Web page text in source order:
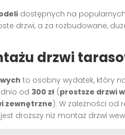
dostępnych na
drzwi, a za rozbudowane,
drzwi
to osobny wydatek, który
od 300 zł (prostsze drzwi
zewnętrzne). W zależności od
jest droższy niż montaż drzwi